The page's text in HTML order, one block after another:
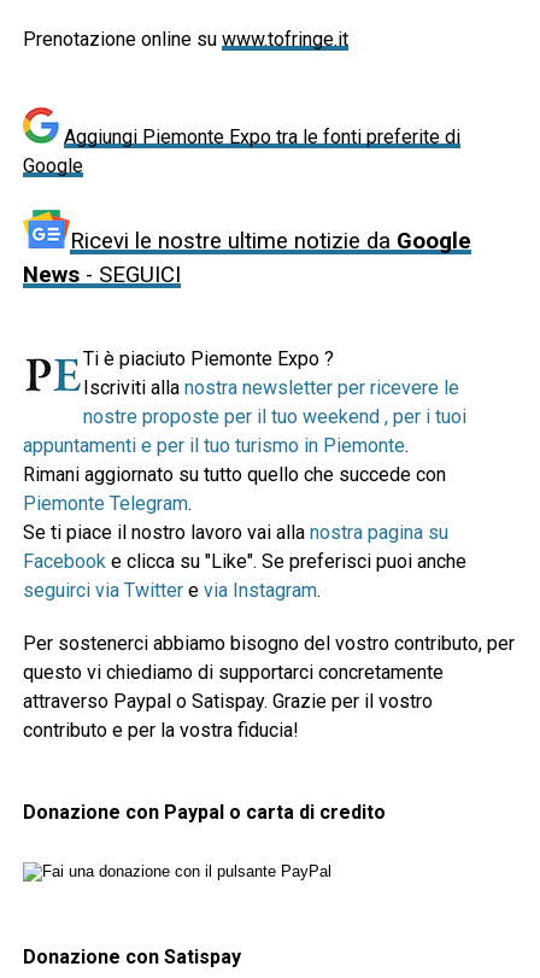
Prenotazione online su www.tofringe.it
Aggiungi Piemonte Expo tra le fonti preferite di
Google
Ricevi le nostre ultime notizie da Google
News- SEGUICI
Ti è piaciuto Piemonte Expo ?
Iscriviti alla nostra newsletter per ricevere le
nostre proposte per il tuo weekend , per i tuoi
appuntamenti e per il tuo turismo in Piemonte.
Rimani aggiornato su tutto quello che succede con
Piemonte Telegram.
Se ti piace il nostro lavoro vai alla nostra pagina su
Facebooke clicca su "Like". Se preferisci puoi anche
seguirci via Twittere via Instagram.
Per sostenerci abbiamo bisogno del vostro contributo, per
questo vi chiediamo di supportarci concretamente
attraverso Paypal o Satispay. Grazie per il vostro
contributo e per la vostra fiducia!
Donazione con Paypal o carta di credito
Donazione con Satispay